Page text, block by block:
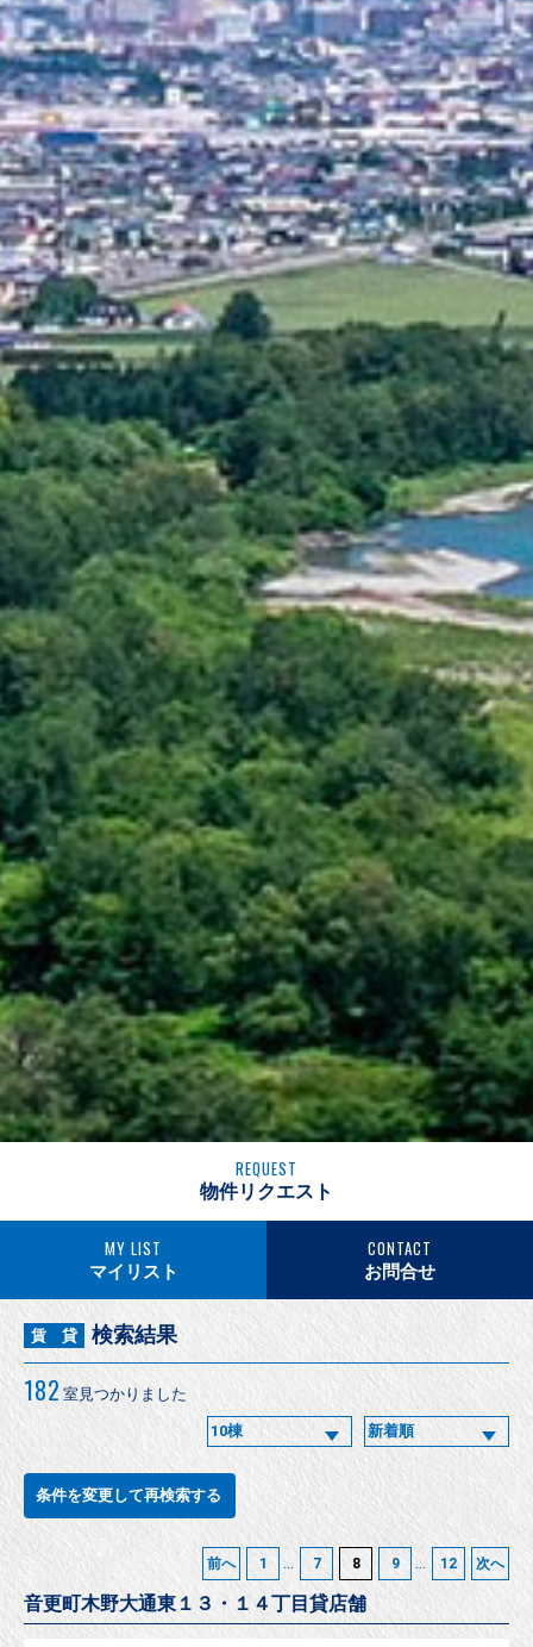
REQUEST
物件リクエスト
MY LIST
マイリスト
CONTACT
お問合せ
賃 貸 検索結果
182 室見つかりました
条件を変更して再検索する
前へ 1 ... 7 8 9 ... 12 次へ
音更町木野大通東１３・１４丁目貸店舗